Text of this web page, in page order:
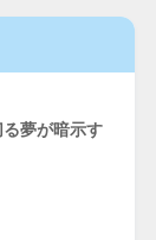
る夢が暗示す